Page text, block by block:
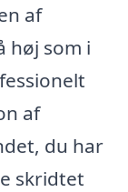
af
høj som i
af
du har
skridtet